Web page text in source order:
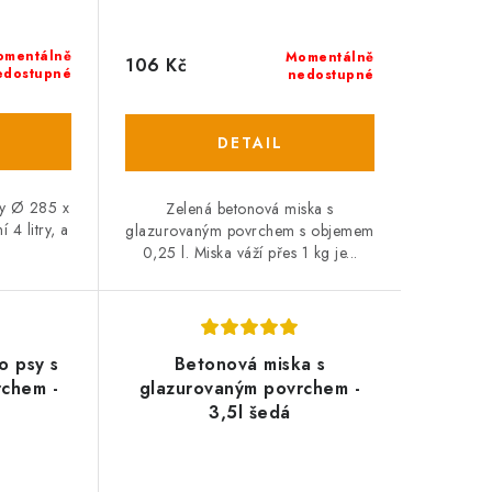
Ø 285 x
4 litry, a
Momentálně
nedostupné
106 Kč
Zelená betonová miska s
glazurovaným povrchem s objemem
0,25 l. Miska váží přes 1 kg je...
psy s
-
Betonová miska s
glazurovaným povrchem -
3,5l šedá